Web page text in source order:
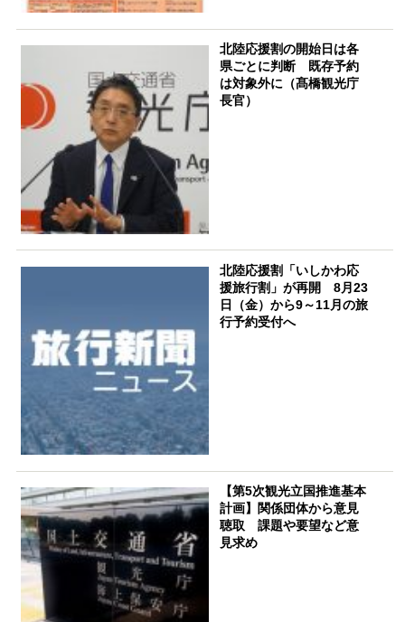
北陸応援割の開始日は各
県ごとに判断 既存予約
は対象外に（髙橋観光庁
長官）
北陸応援割「いしかわ応
援旅行割」が再開 8月23
日（金）から9～11月の旅
行予約受付へ
【第5次観光立国推進基本
計画】関係団体から意見
聴取 課題や要望など意
見求め